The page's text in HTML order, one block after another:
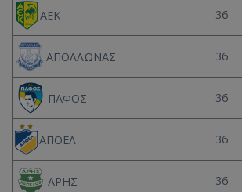
ΑΕΚ 36
ΑΠΟΛΛΩΝΑΣ 36
ΠΑΦΟΣ 36
ΑΠΟΕΛ 36
ΑΡΗΣ 36